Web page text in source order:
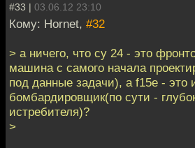
#33 | 03.06.12 23:10
Кому: Hornet, #32
> а ничего, что су 24 - это
машина с самого начала
под данные задачи), а f15е - это
бомбардировщик(по сути -
истребителя)?
>